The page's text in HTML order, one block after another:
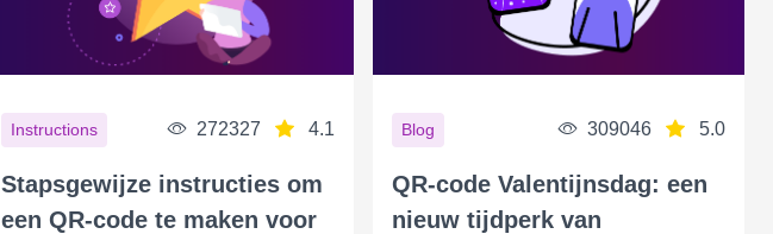
Instructions 272327 4.1
Stapsgewijze instructies om
een QR-code te maken voor
Blog 309046 5.0
QR-code Valentijnsdag: een
nieuw tijdperk van